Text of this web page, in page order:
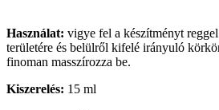
Használat: vigye fel a készítményt
területére és belülről kifelé irányuló
finoman masszírozza be.
Kiszerelés: 15 ml